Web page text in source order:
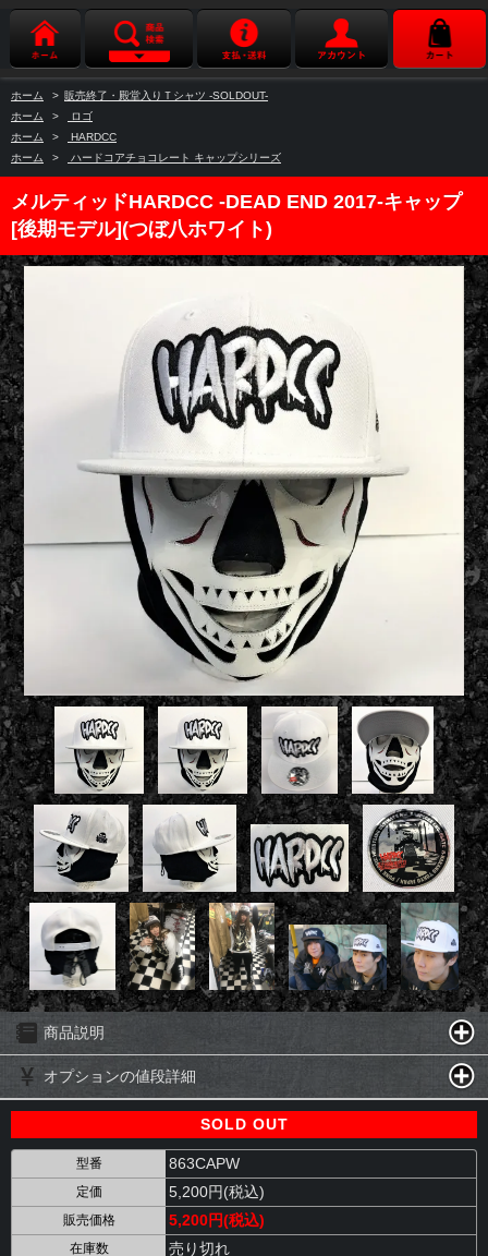
ホーム > 販売終了・殿堂入りＴシャツ -SOLDOUT-
ホーム
>
ロゴ
ホーム
>
HARDCC
ホーム
> ハードコアチョコレート キャップシリーズ
メルティッドHARDCC -DEAD END 2017-キャップ
[後期モデル](つぼ八ホワイト)
商品説明
オプションの値段詳細
SOLD OUT
型番 863CAPW
定価 5,200円(税込)
販売価格 5,200円(税込)
在庫数 売り切れ